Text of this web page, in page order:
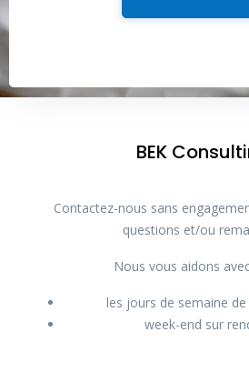
BEK
Contactez-nous sans
questions et/ou
Nous vous aidons
les jours de semaine
week-end sur